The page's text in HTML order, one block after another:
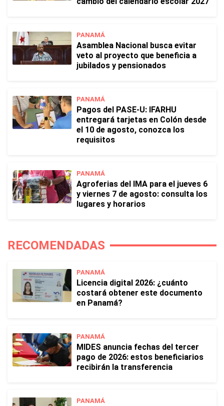
PANAMÁ
Asamblea Nacional busca evitar
veto al proyecto que beneficia a
jubilados y pensionados
PANAMÁ
Pagos del PASE-U: IFARHU
entregará tarjetas en Colón desde
el 10 de agosto, conozca los
requisitos
PANAMÁ
Agroferias del IMA para el jueves 6
y viernes 7 de agosto: consulta los
lugares y horarios
RECOMENDADAS
PANAMÁ
Licencia digital 2026: ¿cuánto
costará obtener este documento
en Panamá?
PANAMÁ
MIDES anuncia fechas del tercer
pago de 2026: estos beneficiarios
recibirán la transferencia
PANAMÁ